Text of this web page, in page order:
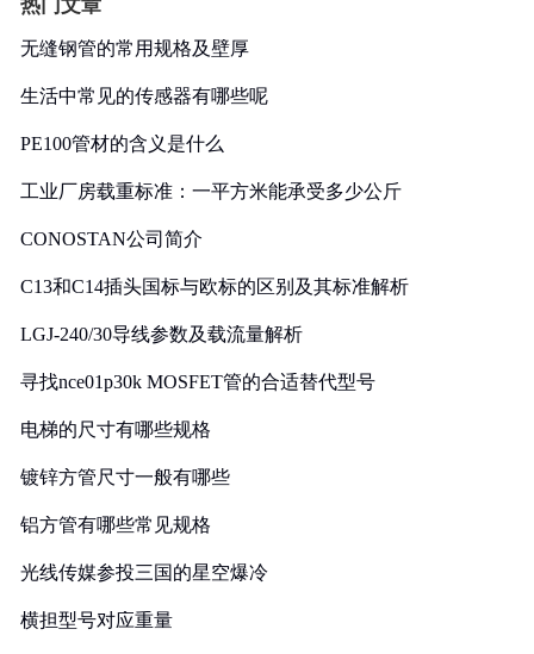
热门文章
无缝钢管的常用规格及壁厚
生活中常见的传感器有哪些呢
PE100管材的含义是什么
工业厂房载重标准：一平方米能承受多少公斤
CONOSTAN公司简介
C13和C14插头国标与欧标的区别及其标准解析
LGJ-240/30导线参数及载流量解析
寻找nce01p30k MOSFET管的合适替代型号
电梯的尺寸有哪些规格
镀锌方管尺寸一般有哪些
铝方管有哪些常见规格
光线传媒参投三国的星空爆冷
横担型号对应重量